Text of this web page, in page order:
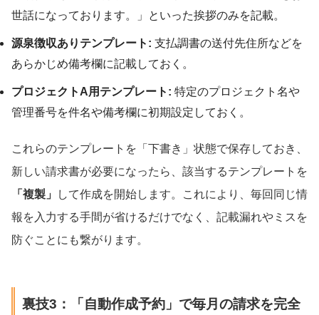
世話になっております。」といった挨拶のみを記載。
源泉徴収ありテンプレート: 支払調書の送付先住所などを
あらかじめ備考欄に記載しておく。
プロジェクトA用テンプレート: 特定のプロジェクト名や
管理番号を件名や備考欄に初期設定しておく。
これらのテンプレートを「下書き」状態で保存しておき、
新しい請求書が必要になったら、該当するテンプレートを
「複製」
して作成を開始します。これにより、毎回同じ情
報を入力する手間が省けるだけでなく、記載漏れやミスを
防ぐことにも繋がります。
裏技3：「自動作成予約」で毎月の請求を完全